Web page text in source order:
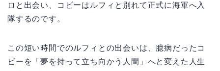
ロと出会い、コビーはルフィと別れて正式に海軍へ入
隊するのです。
この短い時間でのルフィとの出会いは、臆病だったコ
ビーを「夢を持って立ち向かう人間」へと変えた人生